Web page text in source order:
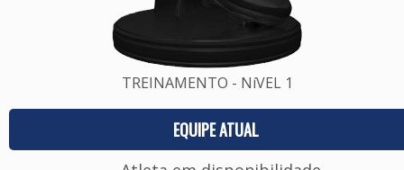
TREINAMENTO - NíVEL 1
EQUIPE ATUAL